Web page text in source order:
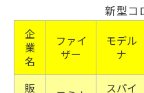
新型コ
企
業
名
ファイ
ザー
モデル
ナ
販
スパイ